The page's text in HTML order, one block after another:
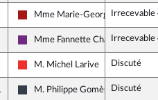
Gauche démocrate et républicaine
Mme Marie-George Buffet
Irrecevable
La République en Marche
Mme Fannette CharvierIrrecevable
La France insoumise
M. Michel Larive Discuté
UDI, Agir et Indépendants
M. Philippe Gomès Discuté